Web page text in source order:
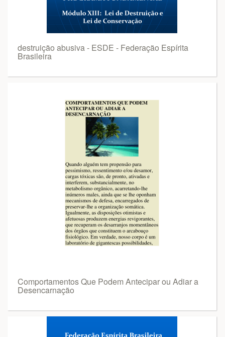
destruição abusiva - ESDE - Federação Espírita
Brasileira
Comportamentos Que Podem Antecipar ou Adiar a
Desencarnação